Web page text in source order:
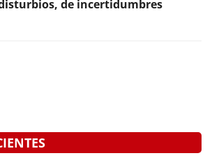
de incertidumbres